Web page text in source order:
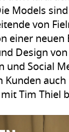
Models
von
einer neuen
Design
und Social
Kunden auch
Tim Thiel